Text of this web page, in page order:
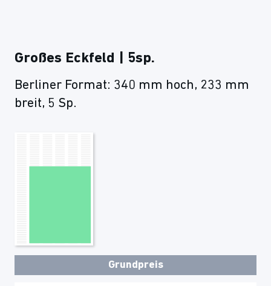
Großes Eckfeld | 5sp.
Berliner Format: 340 mm hoch, 233 mm
breit, 5 Sp.
Grundpreis